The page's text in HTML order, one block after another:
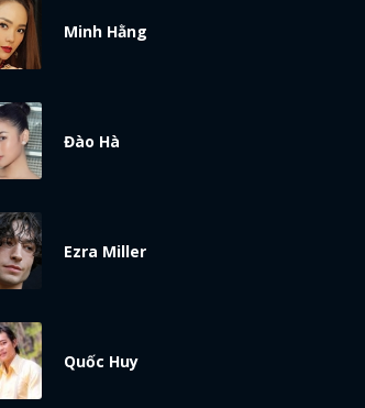
Minh Hằng
Đào Hà
Ezra Miller
Quốc Huy